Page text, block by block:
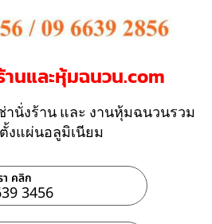
นและหุ้มฉนวน.com
านั่งร้าน และ งานหุ้มฉนวนรวม
งแผ่นอลูมิเนียม
คลิก
3456